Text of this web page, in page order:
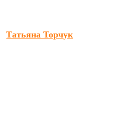
Татьяна Торчук